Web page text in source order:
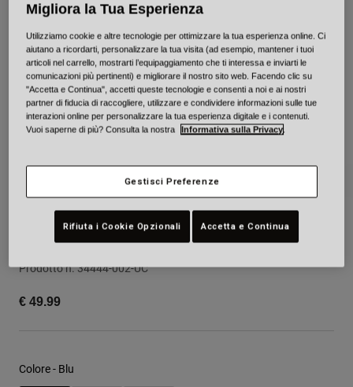
Adventure
Rétro
Ricambi
Città e Commuting
BMX
Ricambi
Mostra tutto
Lil Ripper
Prodotto n.34444-002-UC
€ 49.99
Colore - Blu
Migliora la Tua Esperienza
Utilizziamo cookie e altre tecnologie per ottimizzare la tua esperienza online. Ci
aiutano a ricordarti, personalizzare la tua visita (ad esempio, mantener i tuoi
articoli nel carrello, mostrarti l’equipaggiamento che ti interessa e inviarti le
comunicazioni più pertinenti) e migliorare il nostro sito web. Facendo clic su
"Accetta e Continua", accetti queste tecnologie e consenti a noi e ai nostri
partner di fiducia di raccogliere, utilizzare e condividere informazioni sulle tue
interazioni online per personalizzare la tua esperienza digitale e i contenuti.
Vuoi saperne di più? Consulta la nostra
Informativa sulla Privacy
Gestisci Preferenze
Rifiuta i Cookie Opzionali Accetta e Continua